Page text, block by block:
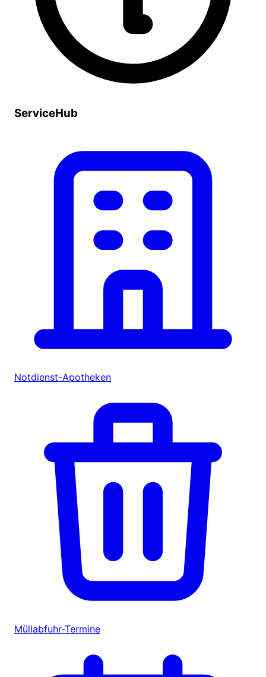
ServiceHub
Notdienst-Apotheken
Müllabfuhr-Termine